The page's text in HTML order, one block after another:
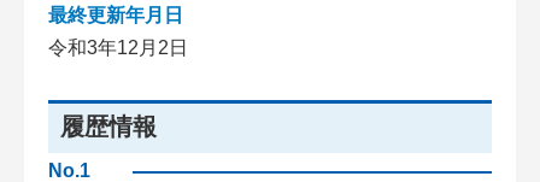
最終更新年月日
令和3年12月2日
履歴情報
No.1